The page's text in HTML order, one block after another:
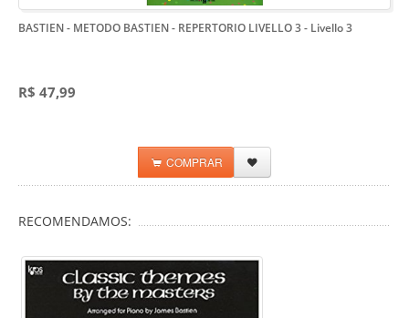
BASTIEN - METODO BASTIEN - REPERTORIO LIVELLO 3- Livello 3
R$ 47,99
COMPRAR
RECOMENDAMOS: